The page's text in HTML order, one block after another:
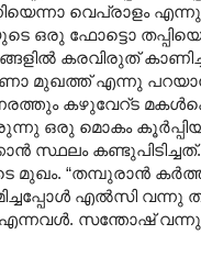
വെപ്രാളം എന്നു
ഒരു ഫോട്ടൊ
കരവിരുത്
മുഖത്ത് എന്നു പറയാൻ
കഴുവേറ്ട
ഒരു മൊകം
മുഖം. “തമ്പുരാൻ
എൽസി വന്നു
സന്തോഷ് വന്നു